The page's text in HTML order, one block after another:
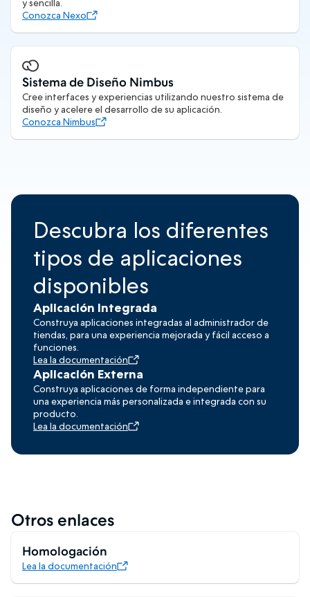
y sencilla.
Conozca Nexo
Sistema de Diseño Nimbus
Cree interfaces y experiencias utilizando nuestro sistema de
diseño y acelere el desarrollo de su aplicación.
Conozca Nimbus
Descubra los diferentes
tipos de aplicaciones
disponibles
Aplicación Integrada
Construya aplicaciones integradas al administrador de
tiendas, para una experiencia mejorada y fácil acceso a
funciones.
Lea la documentación
Aplicación Externa
Construya aplicaciones de forma independiente para
una experiencia más personalizada e integrada con su
producto.
Lea la documentación
Otros enlaces
Homologación
Lea la documentación